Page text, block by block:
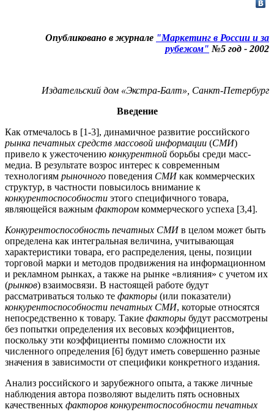
Опубликовано в журнале "Маркетинг в России и за
рубежом" №5 год - 2002
Издательский дом «Экстра-Балт», Санкт-Петербург
Введение
Как отмечалось в [1-3], динамичное развитие российского
рынка печатных средств массовой информации (СМИ)
привело к ужесточению конкурентной борьбы среди масс-
медиа. В результате возрос интерес к современным
технологиям рыночного поведения СМИкак коммерческих
структур, в частности повысилось внимание к
конкурентоспособности этого специфичного товара,
являющейся важным фактором коммерческого успеха [3,4].
Конкурентоспособность печатных СМИв целом может быть
определена как интегральная величина, учитывающая
характеристики товара, его распределения, цены, позиции
торговой марки и методов продвижения на информационном
и рекламном рынках, а также на рынке «влияния» с учетом их
(рынков) взаимосвязи. В настоящей работе будут
рассматриваться только те факторы (или показатели)
конкурентоспособности печатных СМИ, которые относятся
непосредственно к товару. Такие факторы будут рассмотрены
без попытки определения их весовых коэффициентов,
поскольку эти коэффициенты помимо сложности их
численного определения [6] будут иметь совершенно разные
значения в зависимости от специфики конкретного издания.
Анализ российского и зарубежного опыта, а также личные
наблюдения автора позволяют выделить пять основных
качественных факторов конкурентоспособности печатных